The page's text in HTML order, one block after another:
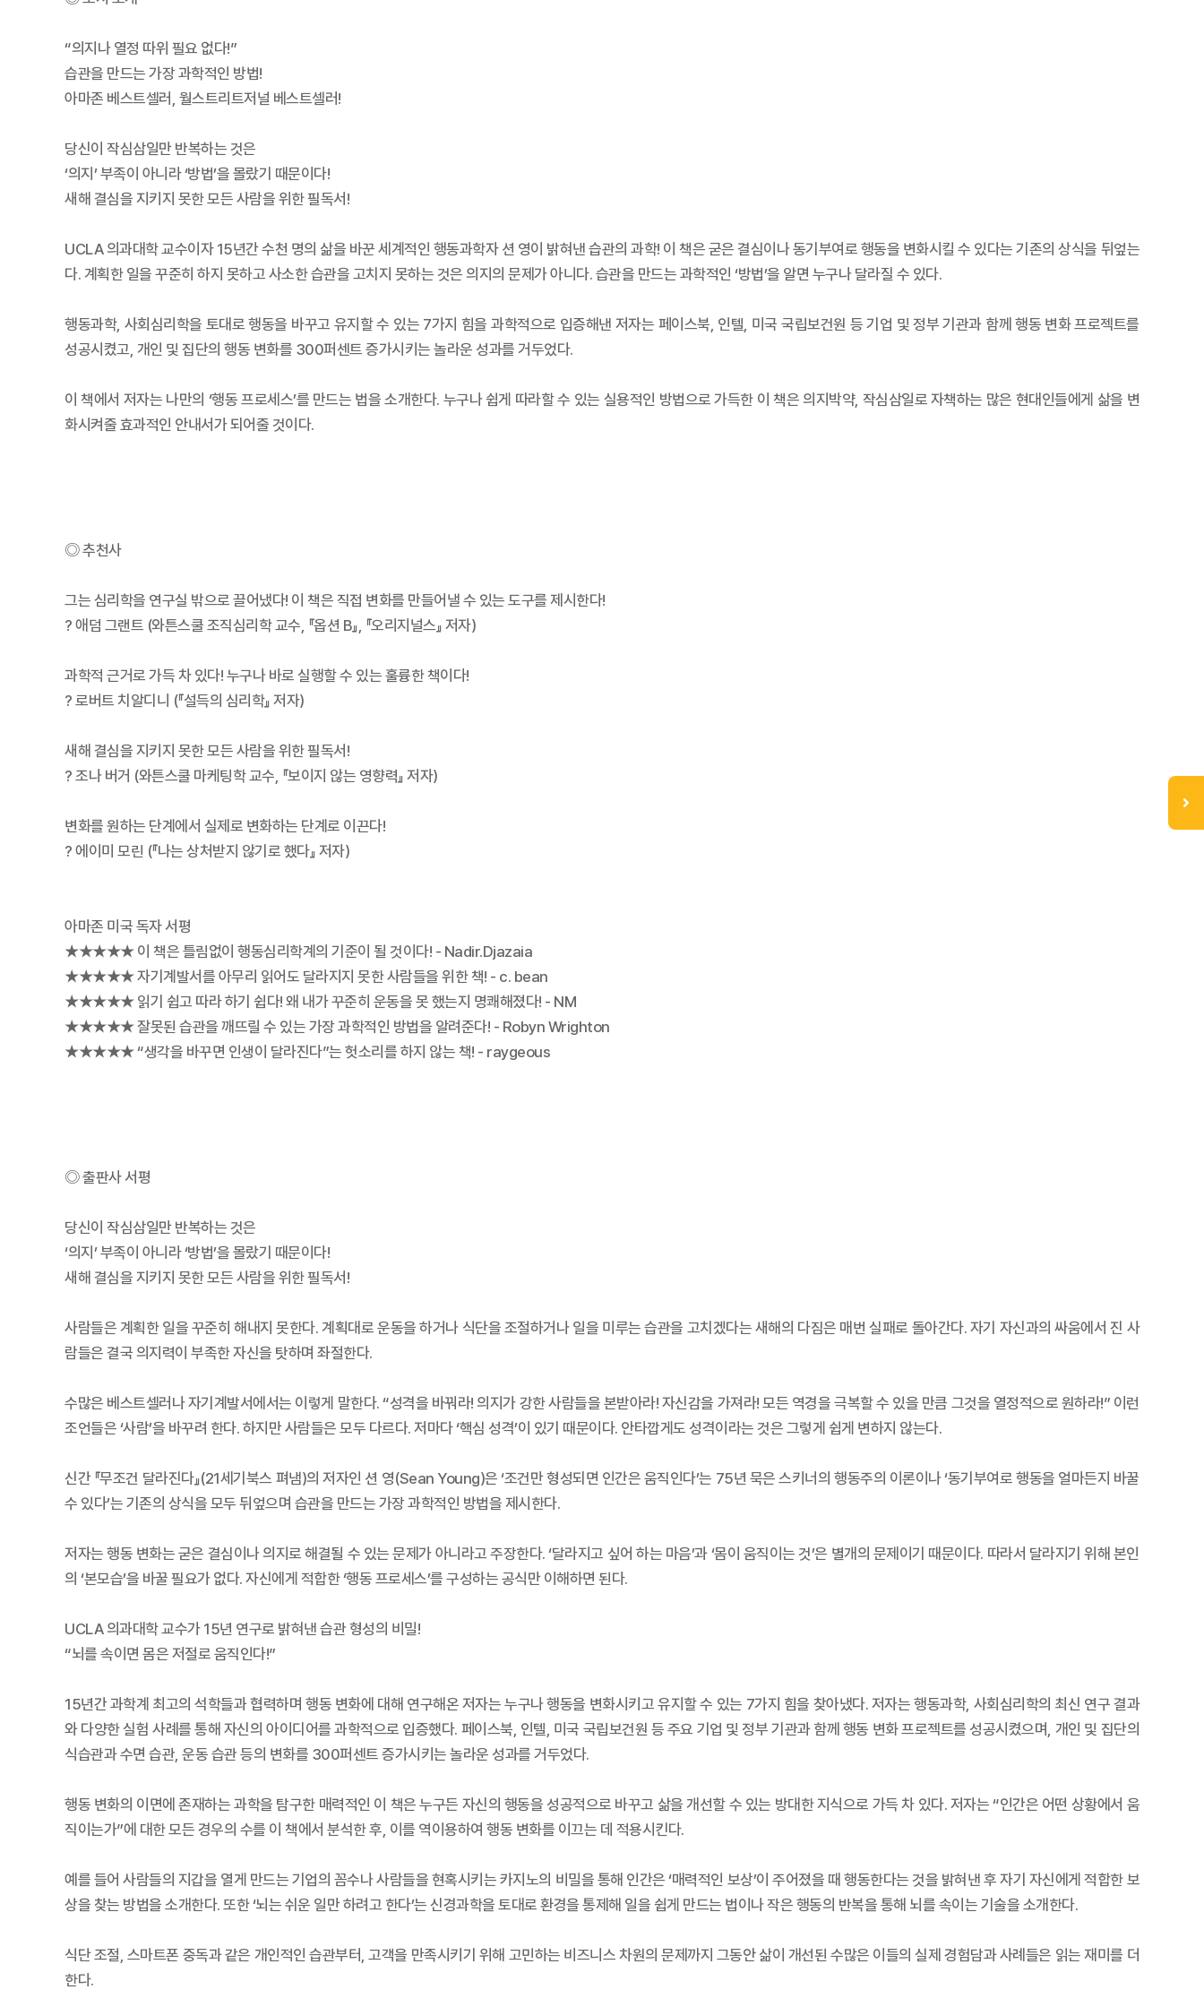
“의지나 열정 따위 필요 없다!”
습관을 만드는 가장 과학적인 방법!
아마존 베스트셀러, 월스트리트저널 베스트셀러!
당신이 작심삼일만 반복하는 것은
‘의지’ 부족이 아니라 ‘방법’을 몰랐기 때문이다!
새해 결심을 지키지 못한 모든 사람을 위한 필독서!
UCLA 의과대학 교수이자 15년간 수천 명의 삶을 바꾼 세계적인 행동과학자 션 영이 밝혀낸 습관의 과학! 이 책은 굳은 결심이나 동기부여로 행동을 변화시킬 수 있다는 기존의 상식을 뒤엎는
다. 계획한 일을 꾸준히 하지 못하고 사소한 습관을 고치지 못하는 것은 의지의 문제가 아니다. 습관을 만드는 과학적인 ‘방법’을 알면 누구나 달라질 수 있다.
행동과학, 사회심리학을 토대로 행동을 바꾸고 유지할 수 있는 7가지 힘을 과학적으로 입증해낸 저자는 페이스북, 인텔, 미국 국립보건원 등 기업 및 정부 기관과 함께 행동 변화 프로젝트를
성공시켰고, 개인 및 집단의 행동 변화를 300퍼센트 증가시키는 놀라운 성과를 거두었다.
이 책에서 저자는 나만의 ‘행동 프로세스’를 만드는 법을 소개한다. 누구나 쉽게 따라할 수 있는 실용적인 방법으로 가득한 이 책은 의지박약, 작심삼일로 자책하는 많은 현대인들에게 삶을 변
화시켜줄 효과적인 안내서가 되어줄 것이다.
◎ 추천사
그는 심리학을 연구실 밖으로 끌어냈다! 이 책은 직접 변화를 만들어낼 수 있는 도구를 제시한다!
? 애덤 그랜트 (와튼스쿨 조직심리학 교수, 『옵션 B』, 『오리지널스』 저자)
과학적 근거로 가득 차 있다! 누구나 바로 실행할 수 있는 훌륭한 책이다!
? 로버트 치알디니 (『설득의 심리학』 저자)
새해 결심을 지키지 못한 모든 사람을 위한 필독서!
? 조나 버거 (와튼스쿨 마케팅학 교수, 『보이지 않는 영향력』 저자)
변화를 원하는 단계에서 실제로 변화하는 단계로 이끈다!
? 에이미 모린 (『나는 상처받지 않기로 했다』 저자)
아마존 미국 독자 서평
★★★★★ 이 책은 틀림없이 행동심리학계의 기준이 될 것이다! - Nadir.Djazaia
★★★★★ 자기계발서를 아무리 읽어도 달라지지 못한 사람들을 위한 책! - c. bean
★★★★★ 읽기 쉽고 따라 하기 쉽다! 왜 내가 꾸준히 운동을 못 했는지 명쾌해졌다! - NM
★★★★★ 잘못된 습관을 깨뜨릴 수 있는 가장 과학적인 방법을 알려준다! - Robyn Wrighton
★★★★★ “생각을 바꾸면 인생이 달라진다”는 헛소리를 하지 않는 책! - raygeous
◎ 출판사 서평
당신이 작심삼일만 반복하는 것은
‘의지’ 부족이 아니라 ‘방법’을 몰랐기 때문이다!
새해 결심을 지키지 못한 모든 사람을 위한 필독서!
사람들은 계획한 일을 꾸준히 해내지 못한다. 계획대로 운동을 하거나 식단을 조절하거나 일을 미루는 습관을 고치겠다는 새해의 다짐은 매번 실패로 돌아간다. 자기 자신과의 싸움에서 진 사
람들은 결국 의지력이 부족한 자신을 탓하며 좌절한다.
수많은 베스트셀러나 자기계발서에서는 이렇게 말한다. “성격을 바꿔라! 의지가 강한 사람들을 본받아라! 자신감을 가져라! 모든 역경을 극복할 수 있을 만큼 그것을 열정적으로 원하라!” 이런
조언들은 ‘사람’을 바꾸려 한다. 하지만 사람들은 모두 다르다. 저마다 ‘핵심 성격’이 있기 때문이다. 안타깝게도 성격이라는 것은 그렇게 쉽게 변하지 않는다.
신간 『무조건 달라진다』(21세기북스 펴냄)의 저자인 션 영(Sean Young)은 ‘조건만 형성되면 인간은 움직인다’는 75년 묵은 스키너의 행동주의 이론이나 ‘동기부여로 행동을 얼마든지 바꿀
수 있다’는 기존의 상식을 모두 뒤엎으며 습관을 만드는 가장 과학적인 방법을 제시한다.
저자는 행동 변화는 굳은 결심이나 의지로 해결될 수 있는 문제가 아니라고 주장한다. ‘달라지고 싶어 하는 마음’과 ‘몸이 움직이는 것’은 별개의 문제이기 때문이다. 따라서 달라지기 위해 본인
의 ‘본모습’을 바꿀 필요가 없다. 자신에게 적합한 ‘행동 프로세스’를 구성하는 공식만 이해하면 된다.
UCLA 의과대학 교수가 15년 연구로 밝혀낸 습관 형성의 비밀!
“뇌를 속이면 몸은 저절로 움직인다!”
15년간 과학계 최고의 석학들과 협력하며 행동 변화에 대해 연구해온 저자는 누구나 행동을 변화시키고 유지할 수 있는 7가지 힘을 찾아냈다. 저자는 행동과학, 사회심리학의 최신 연구 결과
와 다양한 실험 사례를 통해 자신의 아이디어를 과학적으로 입증했다. 페이스북, 인텔, 미국 국립보건원 등 주요 기업 및 정부 기관과 함께 행동 변화 프로젝트를 성공시켰으며, 개인 및 집단의
식습관과 수면 습관, 운동 습관 등의 변화를 300퍼센트 증가시키는 놀라운 성과를 거두었다.
행동 변화의 이면에 존재하는 과학을 탐구한 매력적인 이 책은 누구든 자신의 행동을 성공적으로 바꾸고 삶을 개선할 수 있는 방대한 지식으로 가득 차 있다. 저자는 “인간은 어떤 상황에서 움
직이는가”에 대한 모든 경우의 수를 이 책에서 분석한 후, 이를 역이용하여 행동 변화를 이끄는 데 적용시킨다.
예를 들어 사람들의 지갑을 열게 만드는 기업의 꼼수나 사람들을 현혹시키는 카지노의 비밀을 통해 인간은 ‘매력적인 보상’이 주어졌을 때 행동한다는 것을 밝혀낸 후 자기 자신에게 적합한 보
상을 찾는 방법을 소개한다. 또한 ‘뇌는 쉬운 일만 하려고 한다’는 신경과학을 토대로 환경을 통제해 일을 쉽게 만드는 법이나 작은 행동의 반복을 통해 뇌를 속이는 기술을 소개한다.
식단 조절, 스마트폰 중독과 같은 개인적인 습관부터, 고객을 만족시키기 위해 고민하는 비즈니스 차원의 문제까지 그동안 삶이 개선된 수많은 이들의 실제 경험담과 사례들은 읽는 재미를 더
한다.